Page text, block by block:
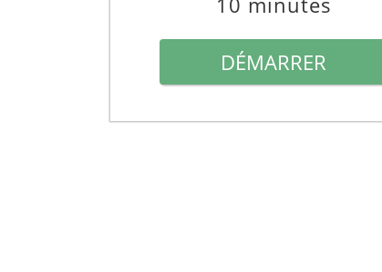
DÉMARRER